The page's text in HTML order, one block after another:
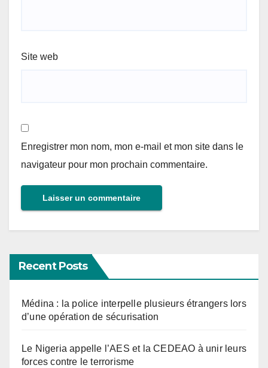
Site web
Enregistrer mon nom, mon e-mail et mon site dans le
navigateur pour mon prochain commentaire.
Recent Posts
Médina : la police interpelle plusieurs étrangers lors
d’une opération de sécurisation
Le Nigeria appelle l’AES et la CEDEAO à unir leurs
forces contre le terrorisme